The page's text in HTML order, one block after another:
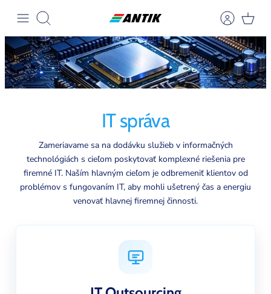
obsah
Hledat
IT správa
Zameriavame sa na dodávku služieb v informačných
technológiách s cieľom poskytovať komplexné riešenia pre
firemné IT. Naším hlavným cieľom je odbremeniť klientov od
problémov s fungovaním IT, aby mohli ušetrený čas a energiu
venovať hlavnej firemnej činnosti.